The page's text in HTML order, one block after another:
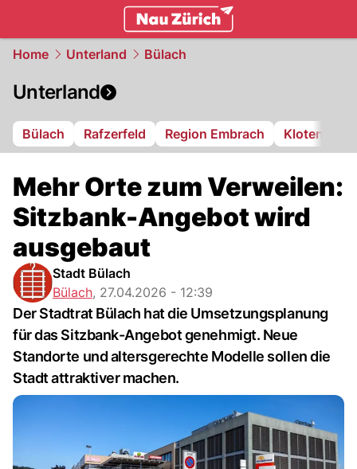
Home Unterland Bülach
Unterland
Bülach Rafzerfeld Region Embrach Kloten
Mehr Orte zum Verweilen:
Sitzbank-Angebot wird
ausgebaut
Stadt Bülach
Bülach, 27.04.2026 - 12:39
Der Stadtrat Bülach hat die Umsetzungsplanung
für das Sitzbank-Angebot genehmigt. Neue
Standorte und altersgerechte Modelle sollen die
Stadt attraktiver machen.